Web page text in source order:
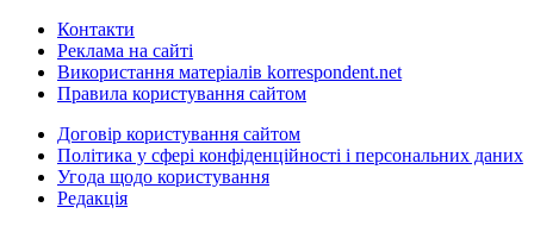
Контакти
Реклама на сайті
Використання матеріалів korrespondent.net
Правила користування сайтом
Договір користування сайтом
Політика у сфері конфіденційності і персональних даних
Угода щодо користування
Редакція